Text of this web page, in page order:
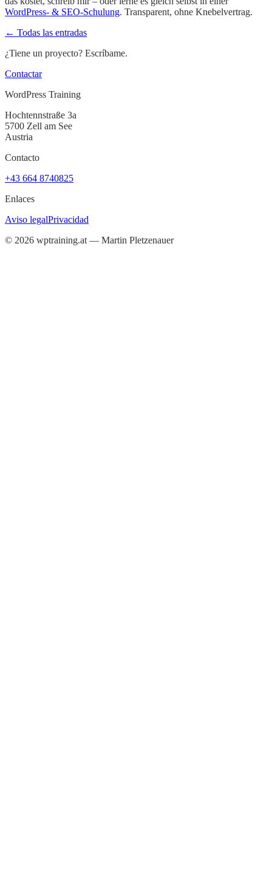
WordPress- & SEO-Schulung. Transparent, ohne Knebelvertrag.
← Todas las entradas
¿Tiene un proyecto? Escríbame.
Contactar
WordPress Training
Hochtennstraße 3a
5700 Zell am See
Austria
Contacto
+43 664 8740825
Enlaces
Aviso legalPrivacidad
© 2026 wptraining.at — Martin Pletzenauer